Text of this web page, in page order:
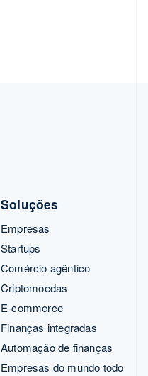
Soluções
Empresas
Startups
Comércio agêntico
Criptomoedas
E-commerce
Finanças integradas
Automação de finanças
Empresas do mundo todo